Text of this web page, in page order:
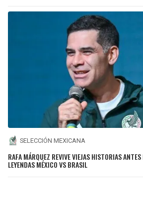
SELECCIÓN MEXICANA
RAFA MÁRQUEZ REVIVE VIEJAS HISTORIAS
LEYENDAS MÉXICO VS BRASIL